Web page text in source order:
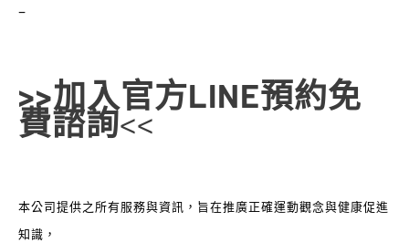
–
>>加入官方LINE預約免
費諮詢<<
本公司提供之所有服務與資訊，旨在推廣正確運動觀念與健康促進
知識，